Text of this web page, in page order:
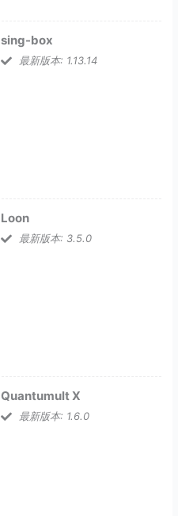
sing-box
最新版本: 1.13.14
Loon
最新版本: 3.5.0
Quantumult X
最新版本: 1.6.0